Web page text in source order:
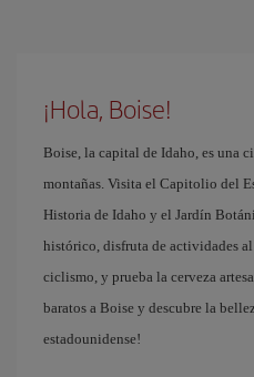
¡Hola, Boise!
Boise, la capital de Idaho, es una
montañas. Visita el Capitolio del
Historia de Idaho y el Jardín
histórico, disfruta de actividades
ciclismo, y prueba la cerveza
baratos a Boise y descubre la
estadounidense!